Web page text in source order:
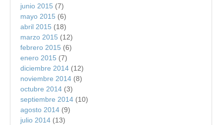
junio 2015 (7)
mayo 2015 (6)
abril 2015 (18)
marzo 2015 (12)
febrero 2015 (6)
enero 2015 (7)
diciembre 2014 (12)
noviembre 2014 (8)
octubre 2014 (3)
septiembre 2014 (10)
agosto 2014 (9)
julio 2014 (13)